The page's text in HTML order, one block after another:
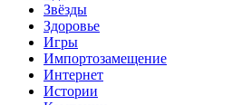
Звёзды
Здоровье
Игры
Импортозамещение
Интернет
Истории